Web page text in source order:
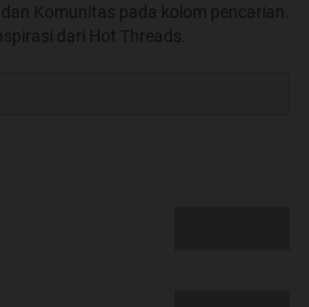
Komunitas pada kolom pencarian.
dari Hot Threads.